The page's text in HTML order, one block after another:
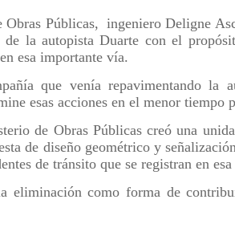
Públicas, ingeniero Deligne
de la autopista Duarte con el
esa importante vía.
que venía repavimentando la
esas acciones en el menor tiempo
de Obras Públicas creó una
de diseño geométrico y
de tránsito que se registran en esa
eliminación como forma de